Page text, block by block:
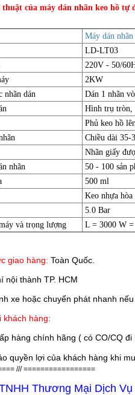
thuật của máy dán nhãn keo hồ tự
Máy dán nhãn
LD-LT03
220V - 50/
2KW
nhãn dán
Dán 1 nhãn
Hình trụ tròn,
Phủ keo hồ
Chiều dài
Nhãn giấy
nhãn
50 - 100 sản
500 ml
Keo nhựa
5.0 Bar
và trọng lượng
L = 3000 W
giao hàng: Toàn Quốc.
nội thành TP. HCM
xe hoặc chuyển phát nhanh
khách hàng:
hàng chính hãng ( có CO/CQ
quyền lợi của khách hàng khi
/// =================
Thương Mại Dịch